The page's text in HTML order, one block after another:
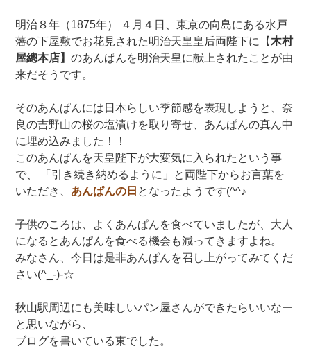
明治８年（1875年） ４月４日、東京の向島にある水戸
藩の下屋敷でお花見された明治天皇皇后両陛下に【木村
屋總本店】のあんぱんを明治天皇に献上されたことが由
来だそうです。
そのあんぱんには日本らしい季節感を表現しようと、奈
良の吉野山の桜の塩漬けを取り寄せ、あんぱんの真ん中
に埋め込みました！！
このあんぱんを天皇陛下が大変気に入られたという事
で、 「引き続き納めるように」と両陛下からお言葉を
いただき、 あんぱんの日 となったようです(^^♪
子供のころは、よくあんぱんを食べていましたが、大人
になるとあんぱんを食べる機会も減ってきますよね。
みなさん、今日は是非あんぱんを召し上がってみてくだ
さい(^_-)-☆
秋山駅周辺にも美味しいパン屋さんができたらいいなー
と思いながら、
ブログを書いている東でした。